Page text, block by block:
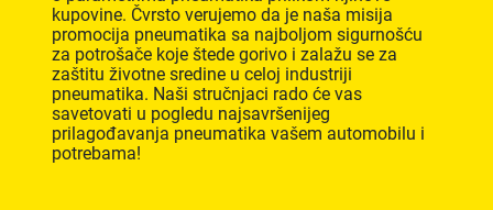
kupovine. Čvrsto verujemo da je naša misija
promocija pneumatika sa najboljom sigurnošću
za potrošače koje štede gorivo i zalažu se za
zaštitu životne sredine u celoj industriji
pneumatika. Naši stručnjaci rado će vas
savetovati u pogledu najsavršenijeg
prilagođavanja pneumatika vašem automobilu i
potrebama!